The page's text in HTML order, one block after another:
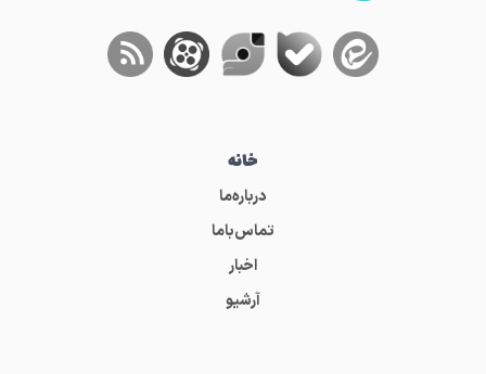
خانه
درباره‌ما
تماس‌باما
اخبار
آرشیو